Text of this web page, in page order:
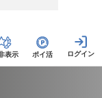
表示 ポイ活